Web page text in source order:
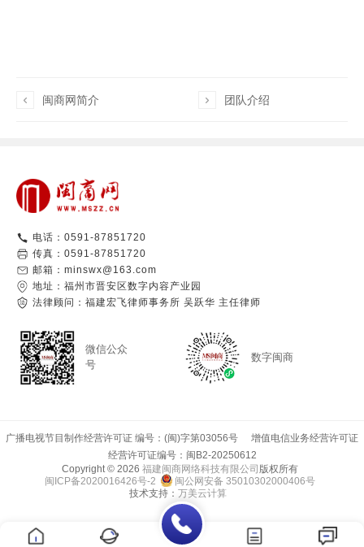
 闽商网简介  团队介绍
电话：0591-87851720
传真：0591-87851720
邮箱：minswx@163.com
地址：福州市晋安区数字内容产业园
法律顾问：福建宏飞律师事务所 吴跃华 主任律师
微信公众
号
数字闽商
广播电视节目制作经营许可证 编号：(闽)字第03056号
增值电信业务经营许可证
经营许可证编号：闽B2-20250612
Copyright © 2026 福建闽商网络科技有限公司 版权所有
闽ICP备2020016426号-2
闽公网安备 35010302000406号
技术支持： 万美云计算